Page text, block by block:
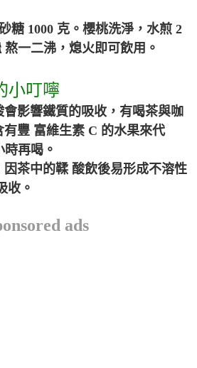
糖 1000 克。櫻桃洗淨，水煎 2
一二沸，熄火即可飲用。
小叮嚀
影響鐵質的吸收，有喝茶與咖
豐 富維生素 C 的水果來代
再喝。
茶中的鞣 酸飲後易形成不溶性
收。
ads